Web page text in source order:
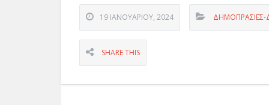
19 ΙΑΝΟΥΑΡΊΟΥ, 2024 ΔΗΜΟΠΡΑΣΙΕΣ-
SHARE THIS